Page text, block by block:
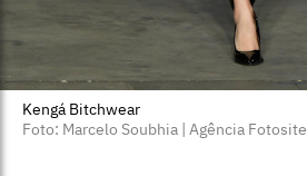
Kengá Bitchwear
Foto: Marcelo Soubhia | Agência Fotosite